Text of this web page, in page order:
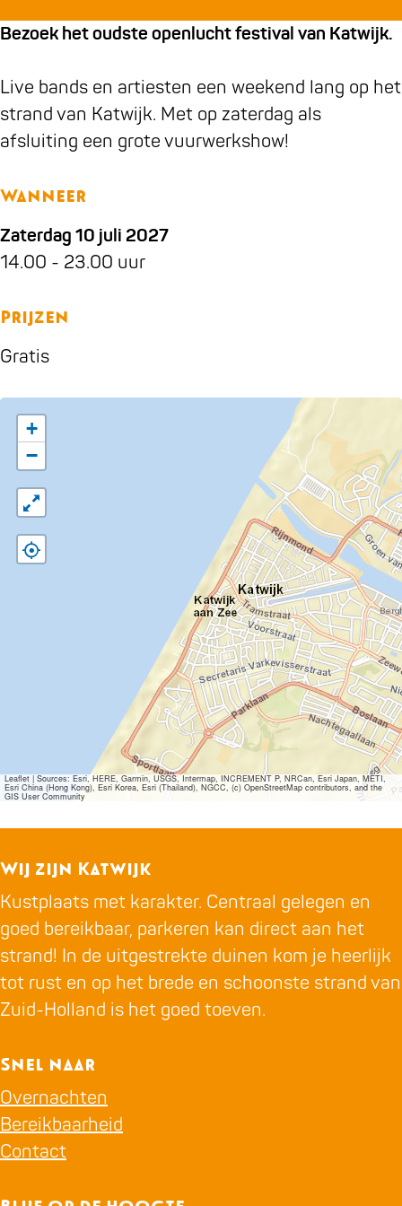
c
r
c
k
g
o
c
k
g
o
c
k
r
m
H
a
i
g
c
k
Bezoek het oudste openlucht festival van Katwijk.
Live bands en artiesten een weekend lang op het
strand van Katwijk. Met op zaterdag als
afsluiting een grote vuurwerkshow!
Wanneer
Zaterdag 10 juli 2027
14.00 - 23.00 uur
Prijzen
Gratis
+
−
Leaflet|Sources: Esri, HERE, Garmin, USGS, Intermap, INCREMENT P, NRCan, Esri Japan, METI,
Esri China (Hong Kong), Esri Korea, Esri (Thailand), NGCC, (c) OpenStreetMap contributors, and the
GIS User Community
Wij zijn Katwijk
Kustplaats met karakter. Centraal gelegen en
goed bereikbaar, parkeren kan direct aan het
strand! In de uitgestrekte duinen kom je heerlijk
tot rust en op het brede en schoonste strand van
Zuid-Holland is het goed toeven.
Snel naar
Overnachten
Bereikbaarheid
Contact